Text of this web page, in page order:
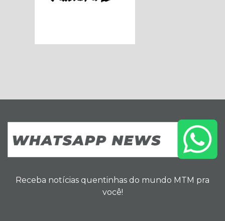
Receba notícias quentinhas do mundo MTM pra
você!